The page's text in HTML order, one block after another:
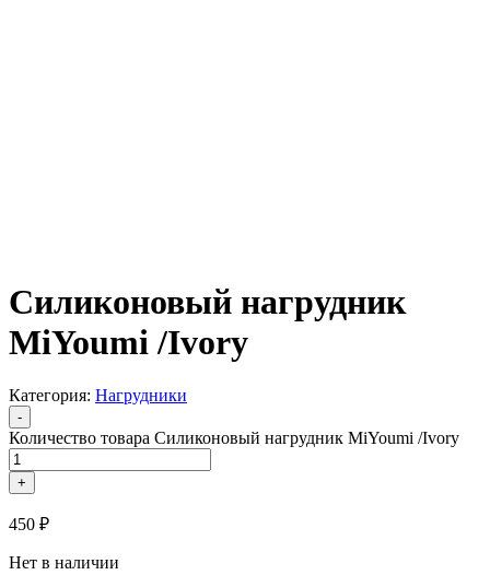
Силиконовый нагрудник
MiYoumi /Ivory
Категория: Нагрудники
-
Количество товара Силиконовый нагрудник MiYoumi /Ivory
+
450 ₽
Нет в наличии